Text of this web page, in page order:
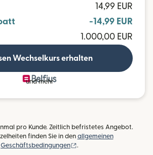
14,99 EUR
-14,99 EUR
1.000,00 EUR
Wechselkurs erhalten
und mehr
pro Kunde. Zeitlich befristetes Angebot.
finden Sie in den allgemeinen
Geschäftsbedingungen
.